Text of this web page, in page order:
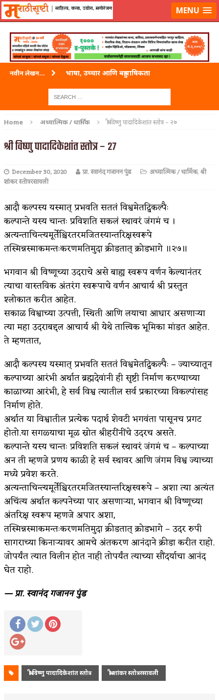
लॉग-इन करा|लेखक नोंदणी कराMENU
नवीन लेखन... भाषा, उच्चार आणि बहुभाषिकता
ताम्र – एक अफलातून धातू (COPPER)
अशी एक कविता लिहू इच्छिते
पाटलाची विहीर
पुस्तके बदलायची आहेत तुम्हाला!
किती घोषणांचा पाऊस होता
कसं हुईन तं हू माय…
काळजाचे प्रेत
चमकदार चांदी
आदिवासींचा डॉक्टर, समाजसेवेचा ध्यास : डॉ. राहुल
४ जुलै – इतिहासात घडलेल्या महत्त्वाच्या घटना
सुवर्ण – झळाळी
‘अर्थ’पूर्ण हास्य
अष्टपैलू : खंडू रांगणेकर
अपूर्ण कथा
Home अध्यात्मिक / धार्मिक श्री विष्णु पादादिकेशांत स्तोत्र – २७
श्री विष्णु पादादिकेशांत स्तोत्र – २७
December 30, 2020 प्रा. स्वानंद गजानन पुंड अध्यात्मिक / धार्मिक,श्री
शांकर स्तोत्ररसावली
आदौ कल्पस्य यस्मात् प्रभवति सततं विश्वमेतद्विकल्पैः
कल्पान्ते यस्य चान्तः प्रविशति सकलं स्थावरं जंगमं च ।
अत्यन्ताचिन्त्यमूर्तेश्चिरतरमजितस्यान्तरिक्षस्वरूपे
तस्मिन्नस्माकमन्तःकरणमतिमुदा क्रीडतात् क्रोडभागे ॥२७॥
भगवान श्री विष्णूच्या उदराचे असे बाह्य स्वरूप वर्णन केल्यानंतर
त्याचा वास्तविक अंतरंग स्वरूपाचे वर्णन आचार्य श्री प्रस्तुत
श्लोकात करीत आहेत.
सकाळ विश्वाच्या उत्पत्ती, स्थिती आणि लयाचा आधार असणाऱ्या
त्या महा उदराबद्दल आचार्य श्री येथे तात्त्विक भूमिका मांडत आहेत.
ते म्हणतात,
आदौ कल्पस्य यस्मात् प्रभवति सततं विश्वमेतद्विकल्पैः – ज्याच्यातून
कल्पाच्या आरंभी अर्थात ब्रह्मदेवांनी ही सृष्टी निर्माण करण्याच्या
काळाच्या आरंभी, हे सर्व विश्व त्यातील सर्व प्रकारच्या विकल्पांसह
निर्माण होते.
अर्थात या विश्वातील प्रत्येक पदार्थ शेवटी भगवंता पासूनच प्रगट
होतो.या सगळ्याचा मूळ स्रोत श्रीहरींनींचे उदरच असते.
कल्पान्ते यस्य चान्तः प्रविशति सकलं स्थावरं जंगमं च – कल्पाच्या
अन ती म्हणजे प्रणय काळी हे सर्व स्थावर आणि जंगम विश्व ज्याच्या
मध्ये प्रवेश करते.
अत्यन्ताचिन्त्यमूर्तेश्चिरतरमजितस्यान्तरिक्षस्वरूपे – अशा त्या अत्यंत
अचिंत्य अर्थात कल्पनेच्या पार असणाऱ्या, भगवान श्री विष्णूच्या
अंतरिक्ष स्वरूप म्हणजे अपार अशा,
तस्मिन्नस्माकमन्तःकरणमतिमुदा क्रीडतात् क्रोडभागे – उदर रुपी
सागराच्या किनाऱ्यावर आमचे अंतकरण आनंदाने क्रीडा करीत राहो.
जोपर्यंत त्यात विलीन होत नाही तोपर्यंत त्याच्या सौंदर्याचा आनंद
घेत राहो.
— प्रा. स्वानंद गजानन पुंड
श्री विष्णु पादादिकेशांत स्तोत्र श्री शांकर स्तोत्ररसावली